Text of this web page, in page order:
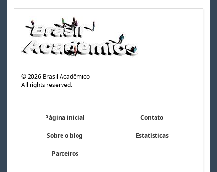
©2026 Brasil Acadêmico
All rights reserved.
Página inicial Contato
Sobre o blog Estatísticas
Parceiros